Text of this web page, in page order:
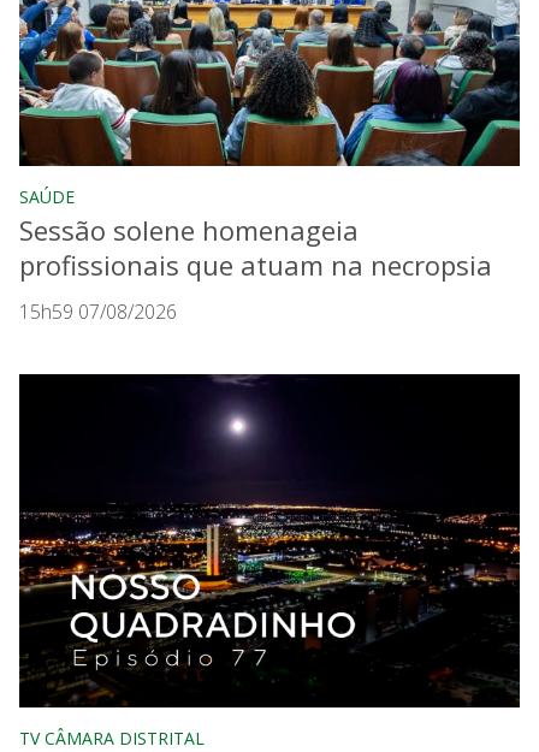
SAÚDE
Sessão solene homenageia
profissionais que atuam na necropsia
15h59 07/08/2026
TV CÂMARA DISTRITAL